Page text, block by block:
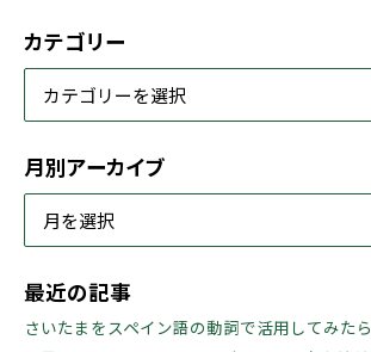
カテゴリー
月別アーカイブ
最近の記事
さいたまをスペイン語の動詞で活用してみたら